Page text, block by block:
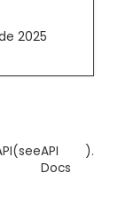
2025
(seeAPI
Docs
).